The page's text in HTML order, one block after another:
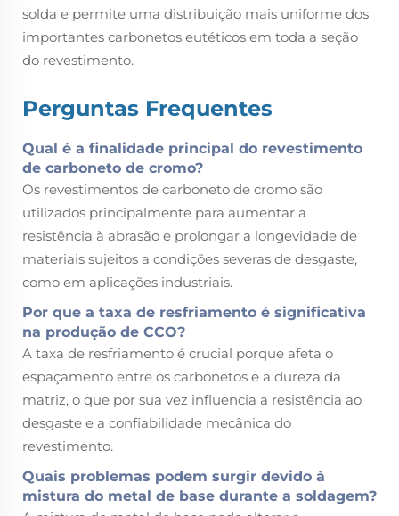
solda e permite uma distribuição mais uniforme dos
importantes carbonetos eutéticos em toda a seção
do revestimento.
Perguntas Frequentes
Qual é a finalidade principal do revestimento
de carboneto de cromo?
Os revestimentos de carboneto de cromo são
utilizados principalmente para aumentar a
resistência à abrasão e prolongar a longevidade de
materiais sujeitos a condições severas de desgaste,
como em aplicações industriais.
Por que a taxa de resfriamento é significativa
na produção de CCO?
A taxa de resfriamento é crucial porque afeta o
espaçamento entre os carbonetos e a dureza da
matriz, o que por sua vez influencia a resistência ao
desgaste e a confiabilidade mecânica do
revestimento.
Quais problemas podem surgir devido à
mistura do metal de base durante a soldagem?